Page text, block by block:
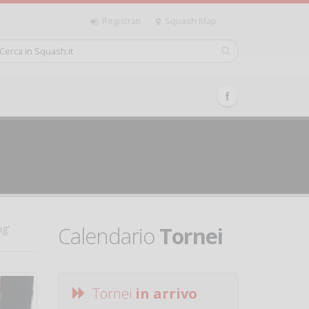
Registrati Squash Map
CalendarioTornei
Tornei in arrivo